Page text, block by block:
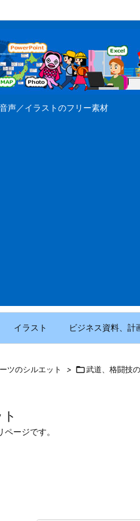
声／イラストのフリー素材
イラスト ビジネス資料、計
ツのシルエット > 武道、格闘技
ージです。